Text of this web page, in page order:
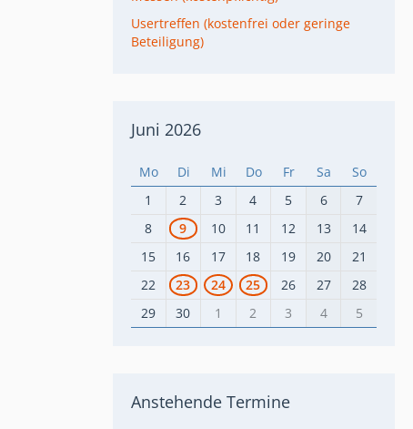
Usertreffen (kostenfrei oder geringe
Beteiligung)
Juni 2026
Mo Di Mi Do Fr Sa
So
1
2 3 4 5 6
7
8
9 10 11 12 13
14
15
16 17 18 19 20
21
22
23 24 25 26 27
28
29
30 1 2 3 4 5
Anstehende Termine